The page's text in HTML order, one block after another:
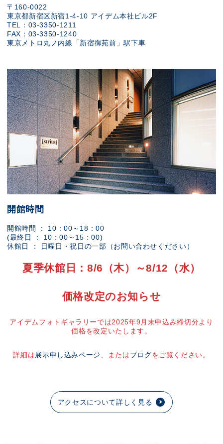
〒160-0022
東京都新宿区新宿1-4-10 アイデム本社ビル2F
TEL：03-3350-1211
FAX：03-3350-1240
東京メトロ丸ノ内線「新宿御苑前」駅下車
開館時間
開館時間 ： 10：00～18：00
(最終日 ： 10：00～15：00)
休館日 ： 日曜日・祝日の一部（お問い合わせください）
夏季休館日：8/6（木）～8/12（水）
価格改定のお知らせ
アイデムフォトギャラリーでは2025年9月末申込み締切分より
価格を改定いたします。
詳細は展示申し込みページ 、またはブログをご覧ください。
アクセスについて詳しく見る